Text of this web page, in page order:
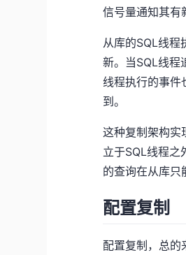
信号量通知其有
从库的SQL线
新。当SQL线程
线程执行的事件
到。
这种复制架构实
立于SQL线程之
的查询在从库只
配置复制
配置复制，总的